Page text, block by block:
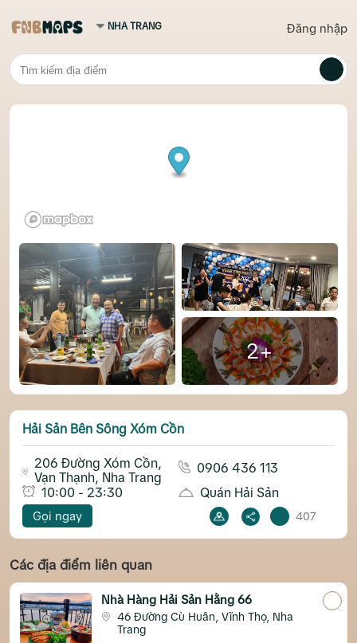
Đăng nhập
2+
Hải Sản Bên Sông Xóm Cồn
206 Đường Xóm Cồn,
Vạn Thạnh, Nha Trang
0906 436 113
10:00 - 23:30
Quán Hải Sản
Gọi ngay 407
Các địa điểm liên quan
Nhà Hàng Hải Sản Hằng 66
46 Đường Cù Huân, Vĩnh Thọ, Nha
Trang